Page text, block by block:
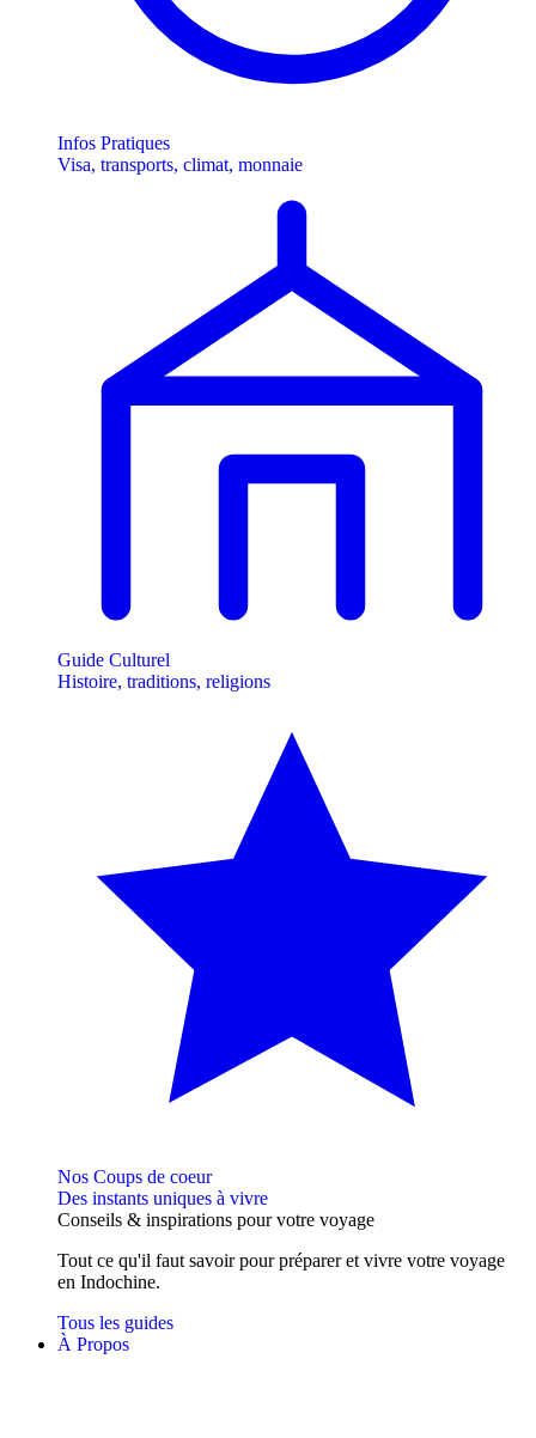
Infos Pratiques
Visa, transports, climat, monnaie
Guide Culturel
Histoire, traditions, religions
Nos Coups de coeur
Des instants uniques à vivre
Conseils & inspirations pour votre voyage
Tout ce qu'il faut savoir pour préparer et vivre votre voyage
en Indochine.
Tous les guides
À Propos